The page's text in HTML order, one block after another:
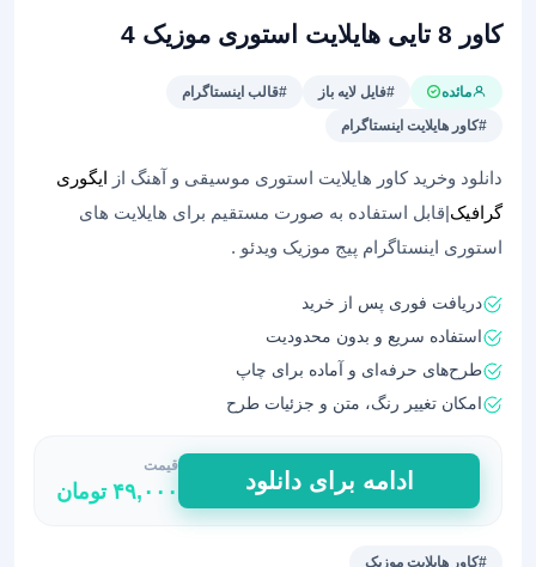
کاور 8 تایی هایلایت استوری موزیک 4
مائده #فایل لایه باز
#قالب اینستاگرام
#کاور هایلایت اینستاگرام
دانلود وخرید کاور هایلایت استوری موسیقی و آهنگ از
ایگوری
گرافیک |قابل استفاده به صورت مستقیم برای هایلایت های
استوری اینستاگرام پیج موزیک ویدئو .
دریافت فوری پس از خرید
استفاده سریع و بدون محدودیت
طرح‌های حرفه‌ای و آماده برای چاپ
امکان تغییر رنگ، متن و جزئیات طرح
کاور
8
تایی
هایلایت
ادامه برای دانلود
قیمت
۴۹,۰۰۰ تومان
#کاور هایلایت موزیک